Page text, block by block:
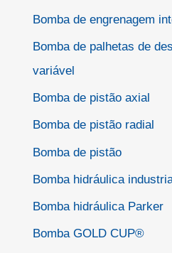
Bomba de engrenagem
Bomba de palhetas de
variável
Bomba de pistão axial
Bomba de pistão radial
Bomba de pistão
Bomba hidráulica
Bomba hidráulica Parker
Bomba GOLD CUP®